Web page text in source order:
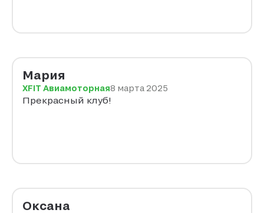
Мария
XFIT Авиамоторная8 марта 2025
Прекрасный клуб!
Оксана